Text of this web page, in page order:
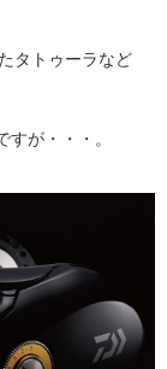
タトゥーラなど
が・・・。